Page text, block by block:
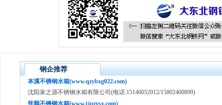
钢企推荐
本溪不锈钢水箱(www.qzybxg022.com)
沈阳泉之源不锈钢水箱有限公司(电话:15140052012/15802400899)
抚顺不锈钢水箱(www.tjqzysx.com)